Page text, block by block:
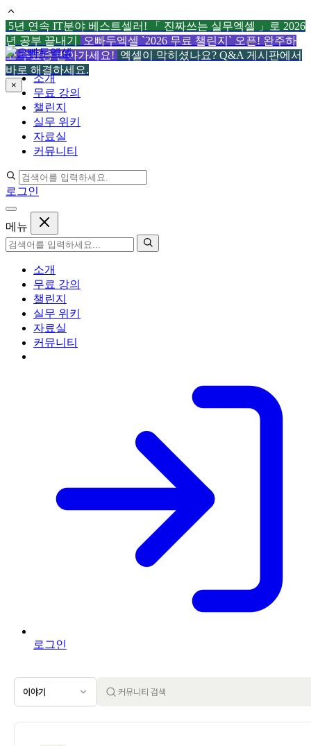
5년 연속 IT분야 베스트셀러! 「 진짜쓰는 실무엑셀 」로 2026
년 공부 끝내기
오빠두엑셀 `2026 무료 챌린지` 오픈! 완주하
고 수료증 받아가세요! 엑셀이 막히셨나요? Q&A 게시판에서
바로 해결하세요.
×
컨
텐
츠
로
소개
무료 강의
챌린지
실무 위키
자료실
커뮤니티
로그인
메뉴
소개
무료 강의
챌린지
실무 위키
자료실
커뮤니티
로그인
이야기